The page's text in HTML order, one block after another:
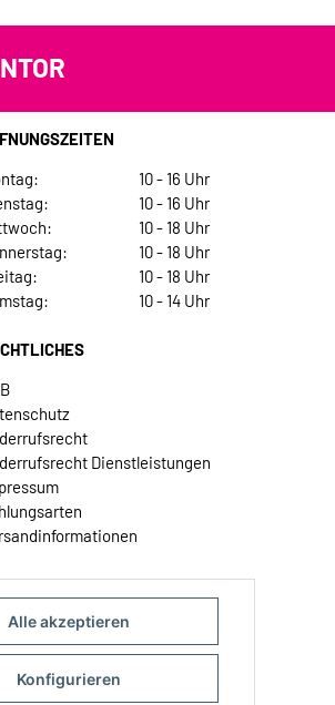
Alle akzeptieren
Konfigurieren
10 - 16 Uhr
10 - 16 Uhr
10 - 18 Uhr
10 - 18 Uhr
10 - 18 Uhr
10 - 14 Uhr
Dienstleistungen